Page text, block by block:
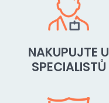
NAKUPUJTE U
SPECIALISTŮ